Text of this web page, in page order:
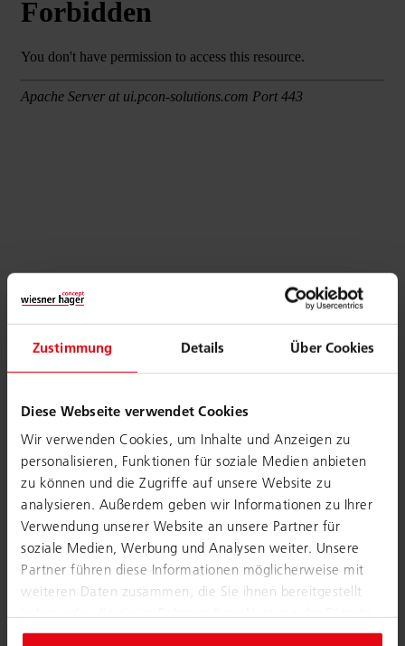
Zustimmung Details Über Cookies
Diese Webseite verwendet Cookies
Wir verwenden Cookies, um Inhalte und Anzeigen zu
personalisieren, Funktionen für soziale Medien anbieten
zu können und die Zugriffe auf unsere Website zu
analysieren. Außerdem geben wir Informationen zu Ihrer
Verwendung unserer Website an unsere Partner für
soziale Medien, Werbung und Analysen weiter. Unsere
Partner führen diese Informationen möglicherweise mit
weiteren Daten zusammen, die Sie ihnen bereitgestellt
gesammelt haben.